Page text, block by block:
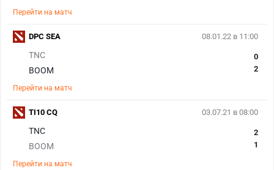
Перейти на матч
08.01.22 в 11:00
TNC
BOOM
0
2
Перейти на матч
DPC SEA
03.07.21 в 08:00
TNC
BOOM
2
1
Перейти на матч
TI10 CQ